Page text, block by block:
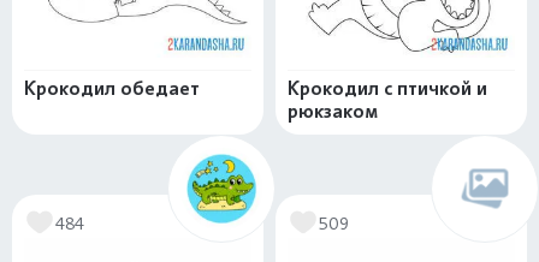
Крокодил обедает
Крокодил с птичкой и
рюкзаком
484 509